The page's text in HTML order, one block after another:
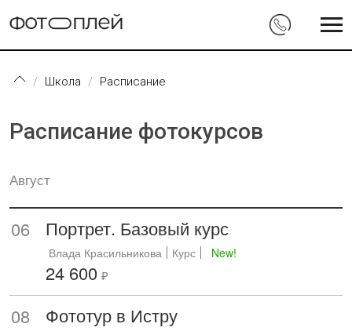
Школа Расписание
Расписание фотокурсов
Август
06 Портрет. Базовый курс
Влада Красильникова Курс New!
24 600 ₽
08 Фототур в Истру